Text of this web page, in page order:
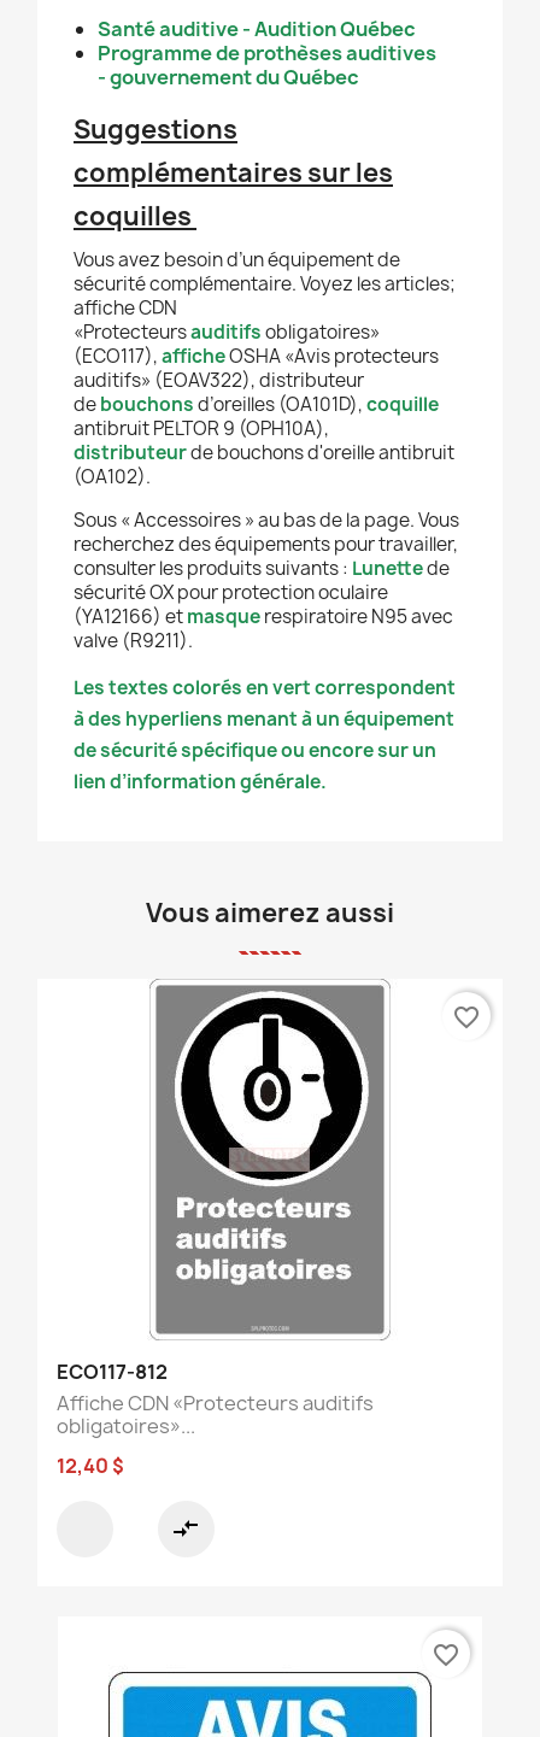
Santé auditive - Audition Québec
Programme de prothèses auditives
-gouvernement du Québec
Suggestions
complémentaires sur les
coquilles
Vous avez besoin d’un équipement de
sécurité complémentaire. Voyez les articles;
affiche CDN
«Protecteursauditifsobligatoires»
(ECO117),afficheOSHA «Avis protecteurs
auditifs» (EOAV322), distributeur
debouchonsd’oreilles (OA101D),coquille
antibruit PELTOR 9 (OPH10A),
distributeurde bouchons d'oreille antibruit
(OA102).
Sous « Accessoires » au bas de la page. Vous
recherchez des équipements pour travailler,
consulter les produits suivants : Lunettede
sécurité OX pour protection oculaire
(YA12166) etmasquerespiratoire N95 avec
valve (R9211).
Les textes colorés en vert correspondent
à des hyperliens menant à un équipement
de sécurité spécifique ou encore sur un
lien d’information générale.
Vous aimerez aussi
ECO117-812
Affiche CDN «Protecteurs auditifs
obligatoires»...
12,40 $
compare_arrows
favorite_border
favorite_border